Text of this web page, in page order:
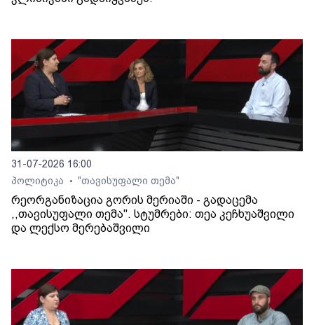
31-07-2026 16:00
პოლიტიკა
• "თავისუფალი თემა"
რეორგანიზაცია გორის მერიაში - გადაცემა
,,თავისუფალი თემა". სტუმრები: თეა კეჩხუაშვილი
და ლექსო მერებაშვილი